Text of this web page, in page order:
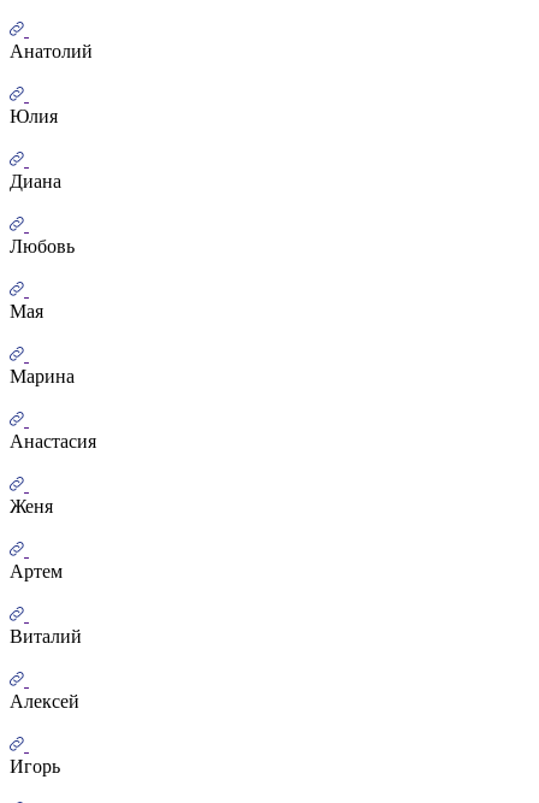
Анатолий
Юлия
Диана
Любовь
Мая
Марина
Анастасия
Женя
Артем
Виталий
Алексей
Игорь